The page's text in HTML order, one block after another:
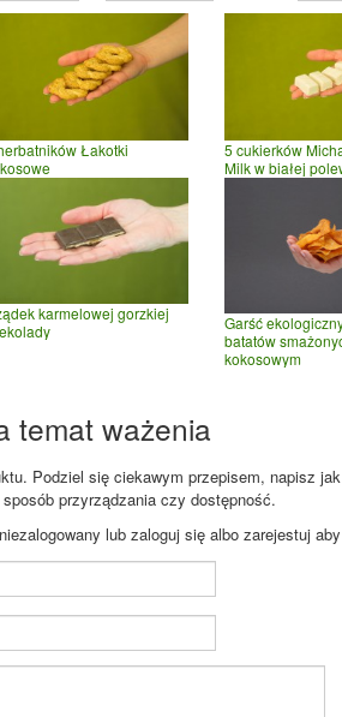
Łakotki
5 cukierków
Milk w białej
karmelowej gorzkiej
Garść
batatów
kokosowym
temat ważenia
Podziel się ciekawym przepisem, napisz
przyrządzania czy dostępność.
lub zaloguj się albo zarejestuj